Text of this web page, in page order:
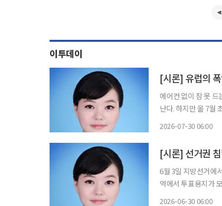
이투데이
[시론] 유럽의 폭
에어컨 없이 잠 못 드
난다. 하지만 올 7월
2026-07-30 06:00
[시론] 선거권
6월 3일 지방선거에
역에서 투표용지가
2026-06-30 06:00